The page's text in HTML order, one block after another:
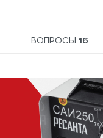
ВОПРОСЫ 16